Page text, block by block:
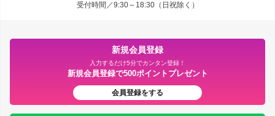
受付時間／9:30～18:30（日祝除く）
新規会員登録
入力するだけ5分でカンタン登録！
新規会員登録で500ポイントプレゼント
会員登録をする